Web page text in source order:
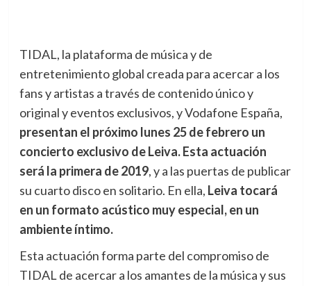
TIDAL, la plataforma de música y de
entretenimiento global creada para acercar a los
fans y artistas a través de contenido único y
original y eventos exclusivos, y Vodafone España,
presentan el próximo lunes 25 de febrero un
concierto exclusivo de Leiva. Esta actuación
será la primera de 2019, y a las puertas de publicar
su cuarto disco en solitario. En ella, Leiva tocará
en un formato acústico muy especial, en un
ambiente íntimo.
Esta actuación forma parte del compromiso de
TIDAL de acercar a los amantes de la música y sus